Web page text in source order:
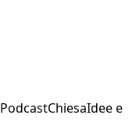
PodcastChiesaIdee e